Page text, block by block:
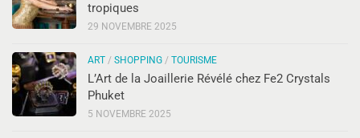
tropiques
29 NOVEMBRE 2025
ART / SHOPPING / TOURISME
L’Art de la Joaillerie Révélé chez Fe2 Crystals
Phuket
5 NOVEMBRE 2025